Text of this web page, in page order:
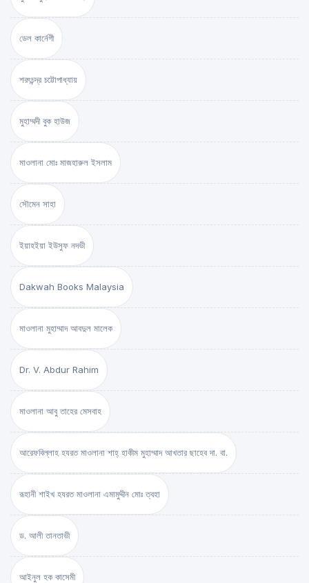
ডেল কার্নেগী
শরৎচন্দ্র চট্টোপাধ্যায়
মুহাম্মদী বুক হাউজ
মাওলানা মোঃ মাজহারুল ইসলাম
সৌমেন সাহা
ইয়াহইয়া ইউসুফ নদভী
Dakwah Books Malaysia
মাওলানা মুহাম্মাদ আবদুল মালেক
Dr. V. Abdur Rahim
মাওলানা আবু তাহের মেসবাহ
আরেফবিল্লাহ হযরত মাওলানা শাহ্ হাকীম মুহাম্মাদ আখতার ছাহেব দা. বা.
রূহানী শাইখ হযরত মাওলানা এমামুদ্দীন মোঃ ত্বহা
ড. আলী তানতাভী
আইনুল হক কাসেমী